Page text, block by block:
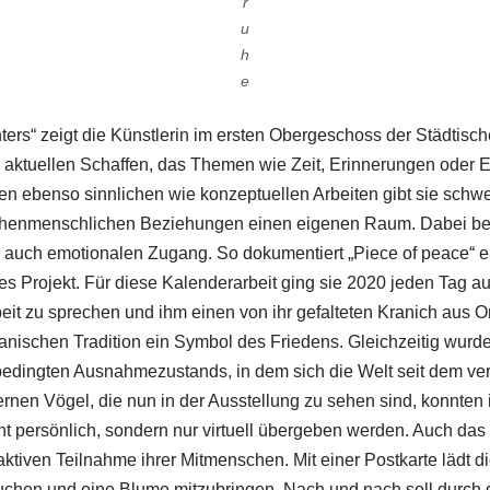
u
h
e
zeigt die Künstlerin im ersten Obergeschoss der
Schaffen, das Themen wie Zeit, Erinnerungen oder
ebenso sinnlichen wie konzeptuellen Arbeiten gibt sie
Beziehungen einen eigenen Raum. Dabei
emotionalen Zugang. So dokumentiert „Piece of peace“
Projekt. Für diese Kalenderarbeit ging sie 2020 jeden Tag
zu sprechen und ihm einen von ihr gefalteten Kranich aus
Tradition ein Symbol des Friedens. Gleichzeitig
Ausnahmezustands, in dem sich die Welt seit dem
Vögel, die nun in der Ausstellung zu sehen sind, konnten
persönlich, sondern nur virtuell übergeben werden. Auch das
Teilnahme ihrer Mitmenschen. Mit einer Postkarte lädt